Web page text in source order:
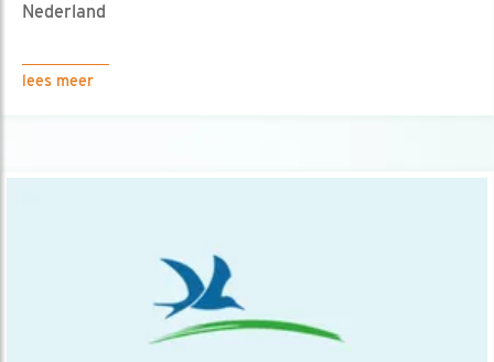
Nederland
lees meer